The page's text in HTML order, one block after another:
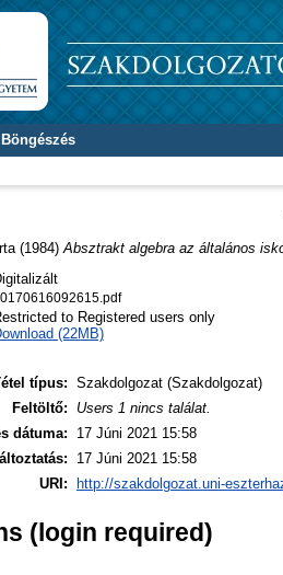
Böngészés
(1984) Absztrakt algebra az általános
to Registered users only
(22MB)
típus: Szakdolgozat (Szakdolgozat)
Feltöltő:
Users 1 nincs találat.
dátuma:
17 Júni 2021 15:58
17 Júni 2021 15:58
URI:
http://szakdolgozat.uni-
(login required)